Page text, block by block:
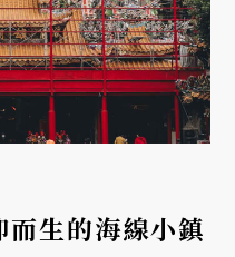
生的海線小鎮